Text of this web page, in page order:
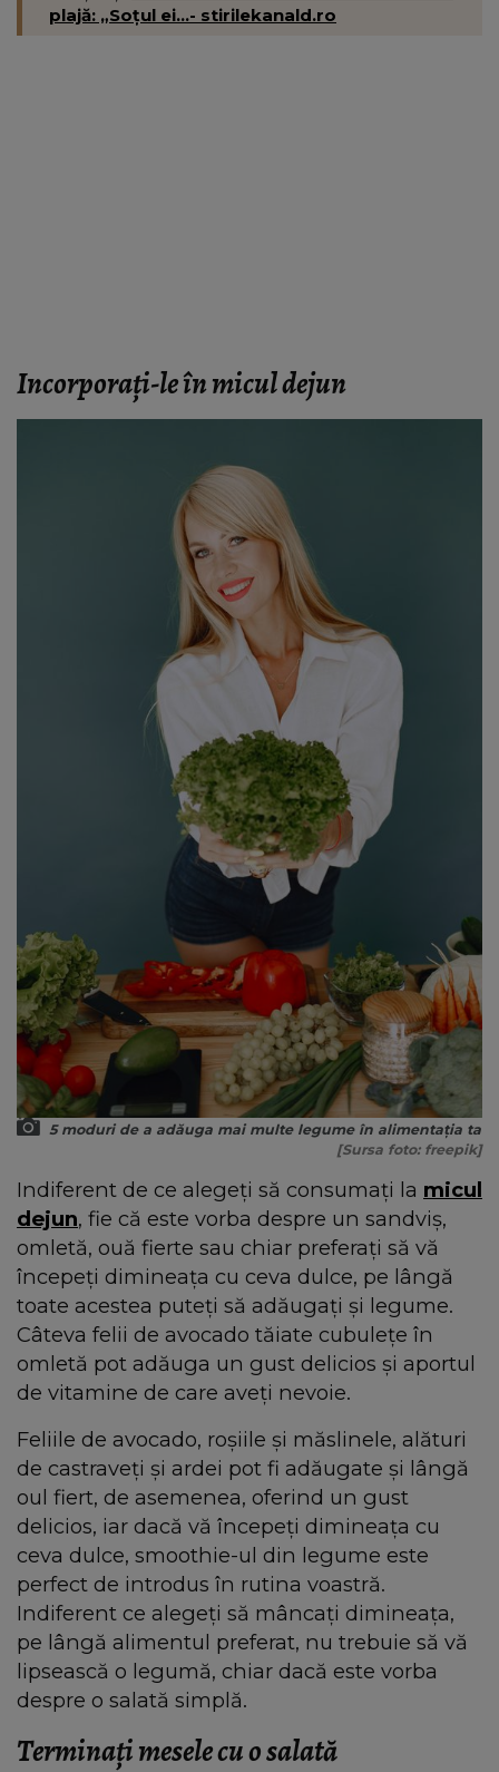
plajă: „Soțul ei...- stirilekanald.ro
Incorporați-le în micul dejun
5 moduri de a adăuga mai multe legume în alimentația ta
[Sursa foto: freepik]
Indiferent de ce alegeți să consumați la micul
dejun, fie că este vorba despre un sandviș,
omletă, ouă fierte sau chiar preferați să vă
începeți dimineața cu ceva dulce, pe lângă
toate acestea puteți să adăugați și legume.
Câteva felii de avocado tăiate cubulețe în
omletă pot adăuga un gust delicios și aportul
de vitamine de care aveți nevoie.
Feliile de avocado, roșiile și măslinele, alături
de castraveți și ardei pot fi adăugate și lângă
oul fiert, de asemenea, oferind un gust
delicios, iar dacă vă începeți dimineața cu
ceva dulce, smoothie-ul din legume este
perfect de introdus în rutina voastră.
Indiferent ce alegeți să mâncați dimineața,
pe lângă alimentul preferat, nu trebuie să vă
lipsească o legumă, chiar dacă este vorba
despre o salată simplă.
Terminați mesele cu o salată